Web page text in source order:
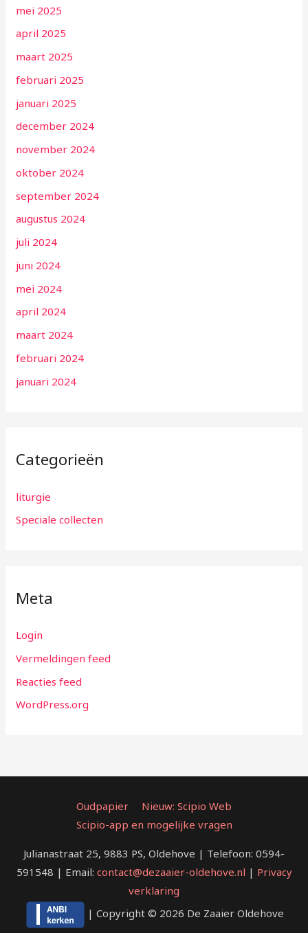
mei 2025
april 2025
maart 2025
februari 2025
januari 2025
december 2024
november 2024
oktober 2024
september 2024
augustus 2024
juli 2024
juni 2024
mei 2024
april 2024
maart 2024
februari 2024
januari 2024
Categorieën
liturgie
Speciale collecten
Meta
Login
Vermeldingen feed
Reacties feed
WordPress.org
Oudpapier
Nieuw: Scipio Web
Scipio-app en mogelijke vragen
Julianastraat 25, 9883 PS, Oldehove | Telefoon: 0594-
591548 | Email: contact@dezaaier-oldehove.nl | Privacy
verklaring
| Copyright © 2026 De Zaaier Oldehove